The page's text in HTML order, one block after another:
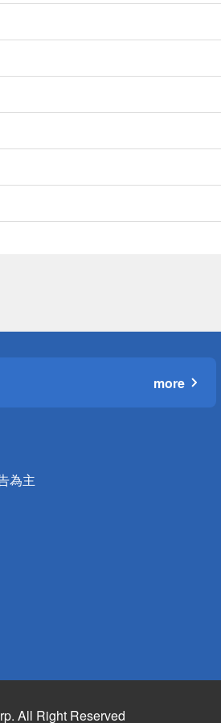
more
為主
All Right Reserved